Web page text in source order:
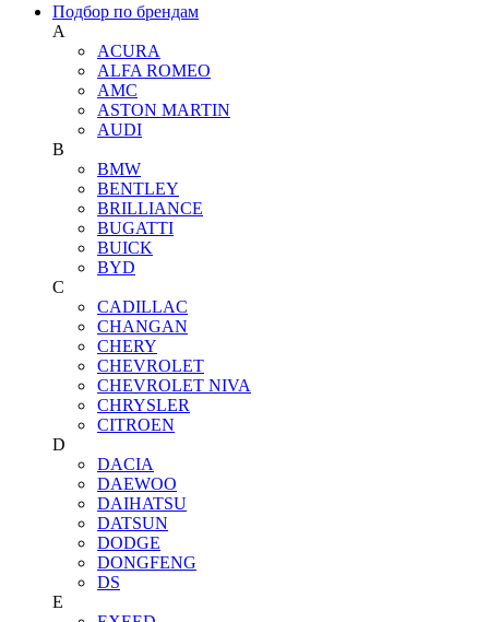
Подбор по брендам
A
ACURA
ALFA ROMEO
AMC
ASTON MARTIN
AUDI
B
BMW
BENTLEY
BRILLIANCE
BUGATTI
BUICK
BYD
C
CADILLAC
CHANGAN
CHERY
CHEVROLET
CHEVROLET NIVA
CHRYSLER
CITROEN
D
DACIA
DAEWOO
DAIHATSU
DATSUN
DODGE
DONGFENG
DS
E